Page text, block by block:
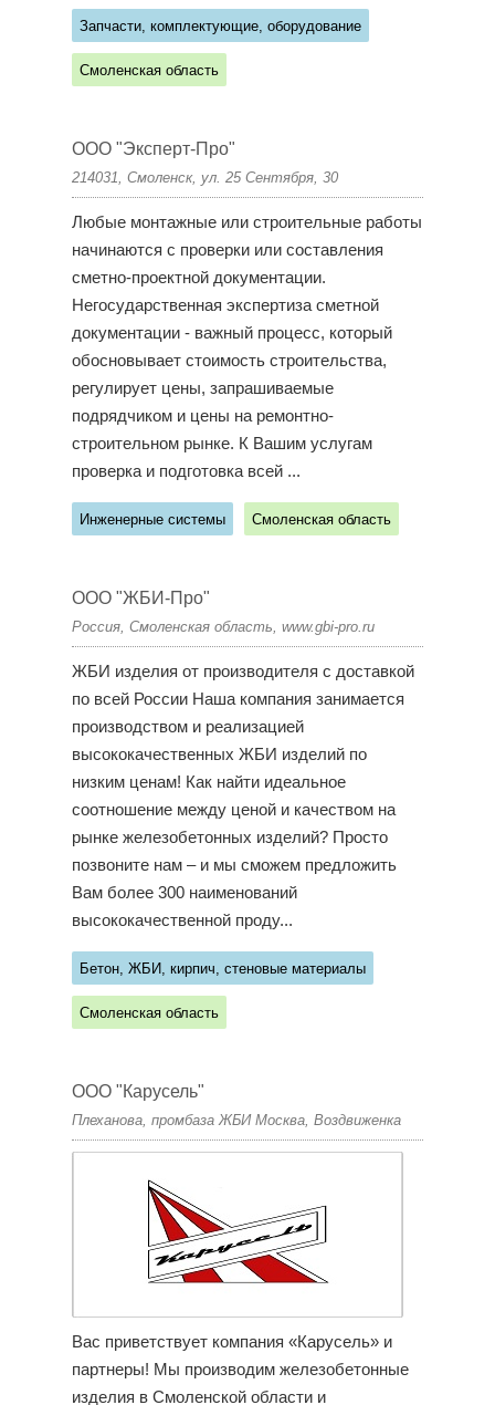
Запчасти, комплектующие, оборудование
Смоленская область
ООО "Эксперт-Про"
214031, Смоленск, ул. 25 Сентября, 30
Любые монтажные или строительные работы
начинаются с проверки или составления
сметно-проектной документации.
Негосударственная экспертиза сметной
документации - важный процесс, который
обосновывает стоимость строительства,
регулирует цены, запрашиваемые
подрядчиком и цены на ремонтно-
строительном рынке. К Вашим услугам
проверка и подготовка всей ...
Инженерные системы Смоленская область
ООО "ЖБИ-Про"
Россия, Смоленская область, www.gbi-pro.ru
ЖБИ изделия от производителя с доставкой
по всей России Наша компания занимается
производством и реализацией
высококачественных ЖБИ изделий по
низким ценам! Как найти идеальное
соотношение между ценой и качеством на
рынке железобетонных изделий? Просто
позвоните нам – и мы сможем предложить
Вам более 300 наименований
высококачественной проду...
Бетон, ЖБИ, кирпич, стеновые материалы
Смоленская область
ООО "Карусель"
Плеханова, промбаза ЖБИ Москва, Воздвиженка
Вас приветствует компания «Карусель» и
партнеры! Мы производим железобетонные
изделия в Смоленской области и